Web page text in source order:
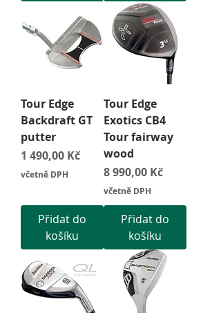
Tour Edge
Backdraft GT
putter
Cena
1 490,00 Kč
včetně DPH
Přidat do
košíku
Tour Edge
Exotics CB4
Tour fairway
wood
Cena
8 990,00 Kč
včetně DPH
Přidat do
košíku